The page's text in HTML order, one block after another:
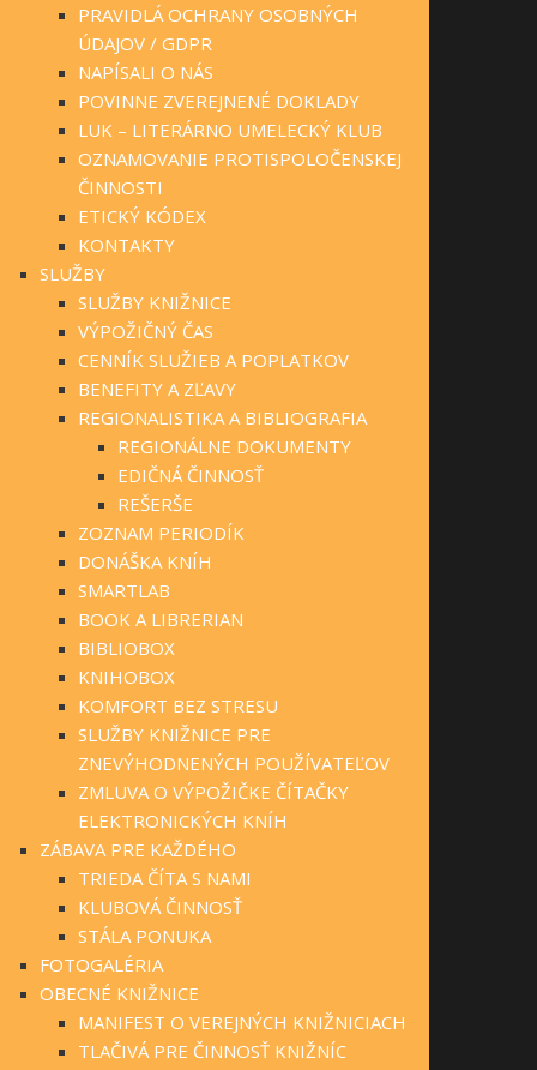
PRAVIDLÁ OCHRANY OSOBNÝCH
ÚDAJOV / GDPR
NAPÍSALI O NÁS
POVINNE ZVEREJNENÉ DOKLADY
LUK – LITERÁRNO UMELECKÝ KLUB
OZNAMOVANIE PROTISPOLOČENSKEJ
ČINNOSTI
ETICKÝ KÓDEX
KONTAKTY
SLUŽBY
SLUŽBY KNIŽNICE
VÝPOŽIČNÝ ČAS
CENNÍK SLUŽIEB A POPLATKOV
BENEFITY A ZĽAVY
REGIONALISTIKA A BIBLIOGRAFIA
REGIONÁLNE DOKUMENTY
EDIČNÁ ČINNOSŤ
REŠERŠE
ZOZNAM PERIODÍK
DONÁŠKA KNÍH
SMARTLAB
BOOK A LIBRERIAN
BIBLIOBOX
KNIHOBOX
KOMFORT BEZ STRESU
SLUŽBY KNIŽNICE PRE
ZNEVÝHODNENÝCH POUŽÍVATEĽOV
ZMLUVA O VÝPOŽIČKE ČÍTAČKY
ELEKTRONICKÝCH KNÍH
ZÁBAVA PRE KAŽDÉHO
TRIEDA ČÍTA S NAMI
KLUBOVÁ ČINNOSŤ
STÁLA PONUKA
FOTOGALÉRIA
OBECNÉ KNIŽNICE
MANIFEST O VEREJNÝCH KNIŽNICIACH
TLAČIVÁ PRE ČINNOSŤ KNIŽNÍC